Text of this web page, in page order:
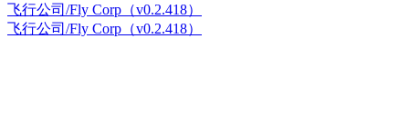
飞行公司/Fly Corp（v0.2.418）
飞行公司/Fly Corp（v0.2.418）